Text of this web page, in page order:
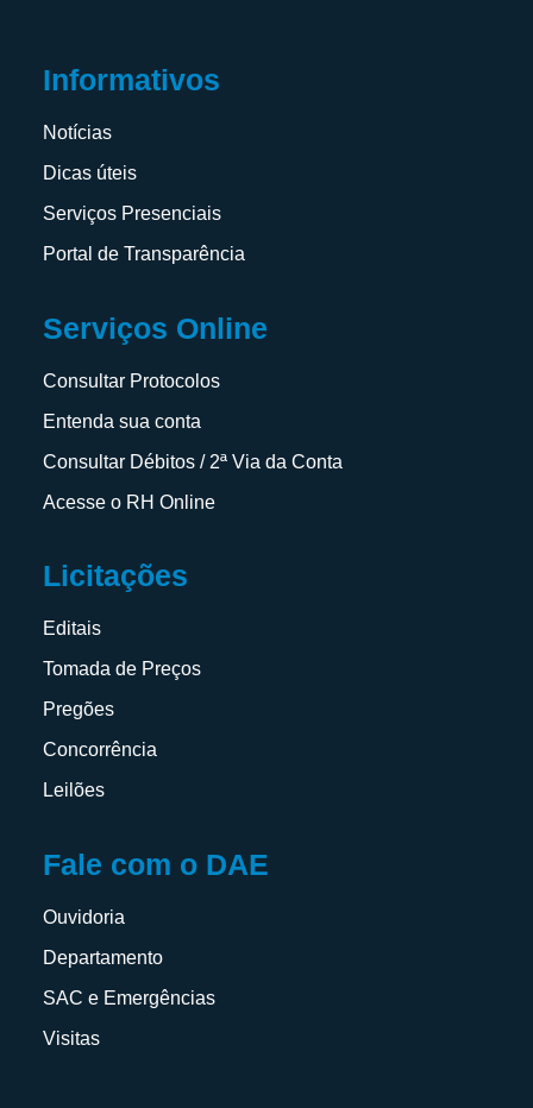
Informativos
Notícias
Dicas úteis
Serviços Presenciais
Portal de Transparência
Serviços Online
Consultar Protocolos
Entenda sua conta
Consultar Débitos / 2ª Via da Conta
Acesse o RH Online
Licitações
Editais
Tomada de Preços
Pregões
Concorrência
Leilões
Fale com o DAE
Ouvidoria
Departamento
SAC e Emergências
Visitas